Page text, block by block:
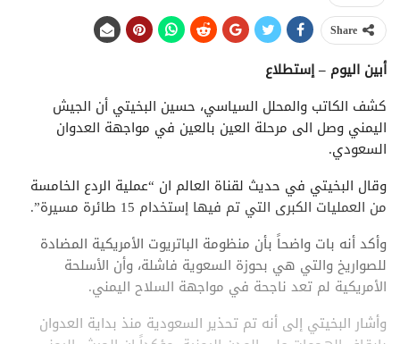
Share
أبين اليوم – إستطلاع
كشف الکاتب والمحلل السياسي، حسين البخيتي أن الجيش
اليمني وصل الى مرحلة العين بالعين في مواجهة العدوان
السعودي.
وقال البخيتي في حديث لقناة العالم ان “عملية الردع الخامسة
من العمليات الكبرى التي تم فيها إستخدام 15 طائرة مسيرة”.
وأكد أنه بات واضحاً بأن منظومة الباتريوت الأمريكية المضادة
للصواريخ والتي هي بحوزة السعوية فاشلة، وأن الأسلحة
الأمريكية لم تعد ناجحة في مواجهة السلاح اليمني.
وأشار البخيتي إلى أنه تم تحذير السعودية منذ بداية العدوان